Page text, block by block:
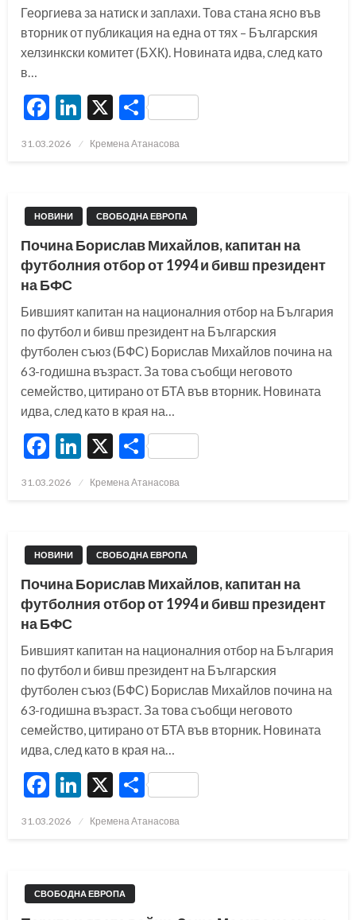
Георгиева за натиск и заплахи. Това стана ясно във
вторник от публикация на една от тях – Българския
хелзинкски комитет (БХК). Новината идва, след като
в…
Facebook
LinkedIn
X Share
Posted
31.03.2026 Кремена Атанасова
НОВИНИ СВОБОДНА ЕВРОПА
Почина Борислав Михайлов, капитан на
футболния отбор от 1994 и бивш президент
на БФС
Бившият капитан на националния отбор на България
по футбол и бивш президент на Българския
футболен съюз (БФС) Борислав Михайлов почина на
63-годишна възраст. За това съобщи неговото
семейство, цитирано от БТА във вторник. Новината
идва, след като в края на…
Facebook
LinkedIn
X Share
Posted
31.03.2026 Кремена Атанасова
НОВИНИ СВОБОДНА ЕВРОПА
Почина Борислав Михайлов, капитан на
футболния отбор от 1994 и бивш президент
на БФС
Бившият капитан на националния отбор на България
по футбол и бивш президент на Българския
футболен съюз (БФС) Борислав Михайлов почина на
63-годишна възраст. За това съобщи неговото
семейство, цитирано от БТА във вторник. Новината
идва, след като в края на…
Facebook
LinkedIn
X Share
Posted
31.03.2026 Кремена Атанасова
СВОБОДНА ЕВРОПА